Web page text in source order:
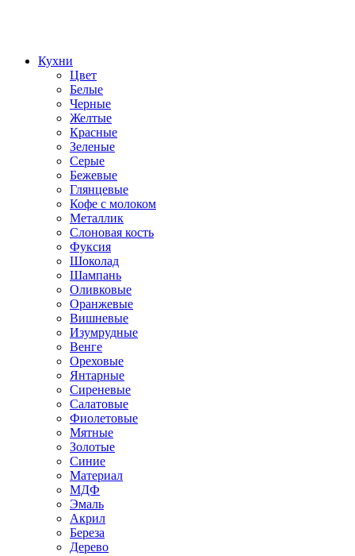
Кухни
Цвет
Белые
Черные
Желтые
Красные
Зеленые
Серые
Бежевые
Глянцевые
Кофе с молоком
Металлик
Слоновая кость
Фуксия
Шоколад
Шампань
Оливковые
Оранжевые
Вишневые
Изумрудные
Венге
Ореховые
Янтарные
Сиреневые
Салатовые
Фиолетовые
Мятные
Золотые
Синие
Материал
МДФ
Эмаль
Акрил
Береза
Дерево